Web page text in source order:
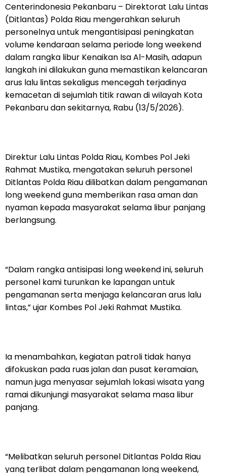
Centerindonesia Pekanbaru – Direktorat Lalu Lintas
(Ditlantas) Polda Riau mengerahkan seluruh
personelnya untuk mengantisipasi peningkatan
volume kendaraan selama periode long weekend
dalam rangka libur Kenaikan Isa Al-Masih, adapun
langkah ini dilakukan guna memastikan kelancaran
arus lalu lintas sekaligus mencegah terjadinya
kemacetan di sejumlah titik rawan di wilayah Kota
Pekanbaru dan sekitarnya, Rabu (13/5/2026).
Direktur Lalu Lintas Polda Riau, Kombes Pol Jeki
Rahmat Mustika, mengatakan seluruh personel
Ditlantas Polda Riau dilibatkan dalam pengamanan
long weekend guna memberikan rasa aman dan
nyaman kepada masyarakat selama libur panjang
berlangsung.
“Dalam rangka antisipasi long weekend ini, seluruh
personel kami turunkan ke lapangan untuk
pengamanan serta menjaga kelancaran arus lalu
lintas,” ujar Kombes Pol Jeki Rahmat Mustika.
Ia menambahkan, kegiatan patroli tidak hanya
difokuskan pada ruas jalan dan pusat keramaian,
namun juga menyasar sejumlah lokasi wisata yang
ramai dikunjungi masyarakat selama masa libur
panjang.
“Melibatkan seluruh personel Ditlantas Polda Riau
yang terlibat dalam pengamanan long weekend,